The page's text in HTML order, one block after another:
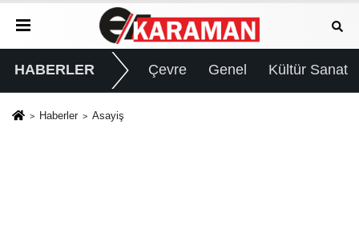
HABERLER Çevre Genel Kültür Sanat
Haberler Asayiş